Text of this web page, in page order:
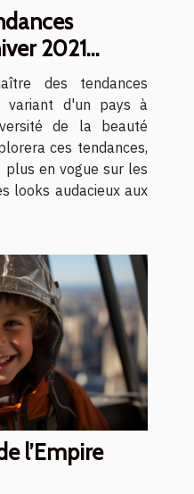
2021
des tendances
variant d'un pays à
de la beauté
ces tendances,
en vogue sur les
looks audacieux aux
l’Empire